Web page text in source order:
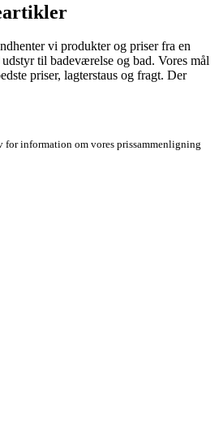
vi produkter og priser fra en
til badeværelse og bad. Vores mål
priser, lagterstaus og fragt. Der
for information om vores prissammenligning